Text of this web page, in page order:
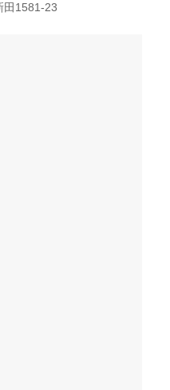
田1581-23